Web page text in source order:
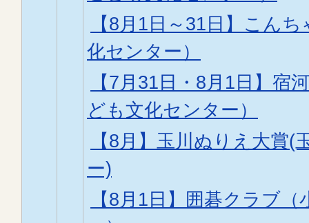
【8月1日～31日】こん
化センター）
【7月31日・8月1日】宿
ども文化センター）
【8月】玉川ぬりえ大賞
ー)
【8月1日】囲碁クラブ